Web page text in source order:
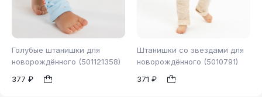
Голубые штанишки для
новорождённого (501121358)
377 ₽
62 68
Штанишки со звездами для
новорождённого (5010791)
371 ₽
92